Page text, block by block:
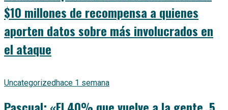
$10 millones de recompensa a quienes
aporten datos sobre más involucrados en
el ataque
Uncategorized hace 1 semana